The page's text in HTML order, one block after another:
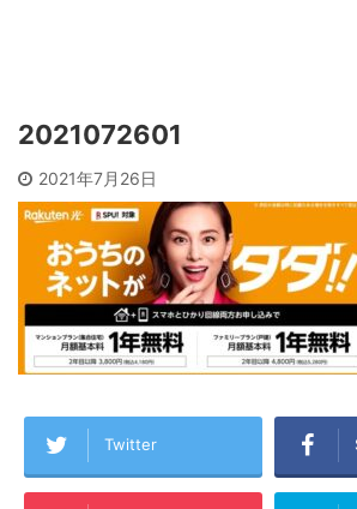
2021072601
2021年7月26日
Twitter